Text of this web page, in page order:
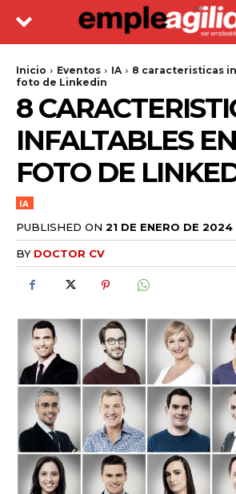
Inicio Eventos IA
8 caracteristicas
foto de Linkedin
8
INFALTABLES
FOTO DE
IA
PUBLISHED ON 21 DE ENERO DE 2024
BY DOCTOR CV